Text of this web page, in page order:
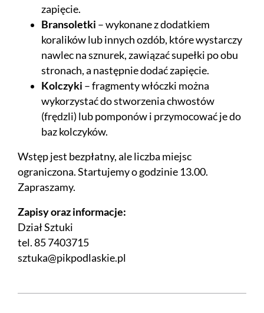
zapięcie.
Bransoletki – wykonane z dodatkiem
koralików lub innych ozdób, które wystarczy
nawlec na sznurek, zawiązać supełki po obu
stronach, a następnie dodać zapięcie.
Kolczyki – fragmenty włóczki można
wykorzystać do stworzenia chwostów
(frędzli) lub pomponów i przymocować je do
baz kolczyków.
Wstęp jest bezpłatny, ale liczba miejsc
ograniczona. Startujemy o godzinie 13.00.
Zapraszamy.
Zapisy oraz informacje:
Dział Sztuki
tel. 85 7403715
sztuka@pikpodlaskie.pl